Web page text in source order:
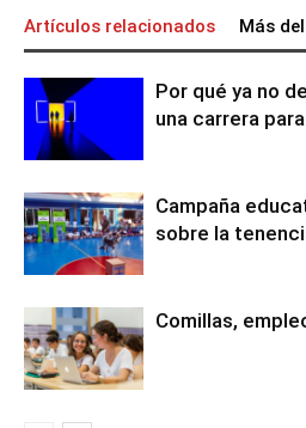
Artículos relacionados Más
Por qué ya no
una carrera
Campaña
sobre la
Comillas,